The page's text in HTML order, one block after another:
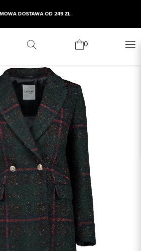
DOSTAWA OD 249 ZŁ
0